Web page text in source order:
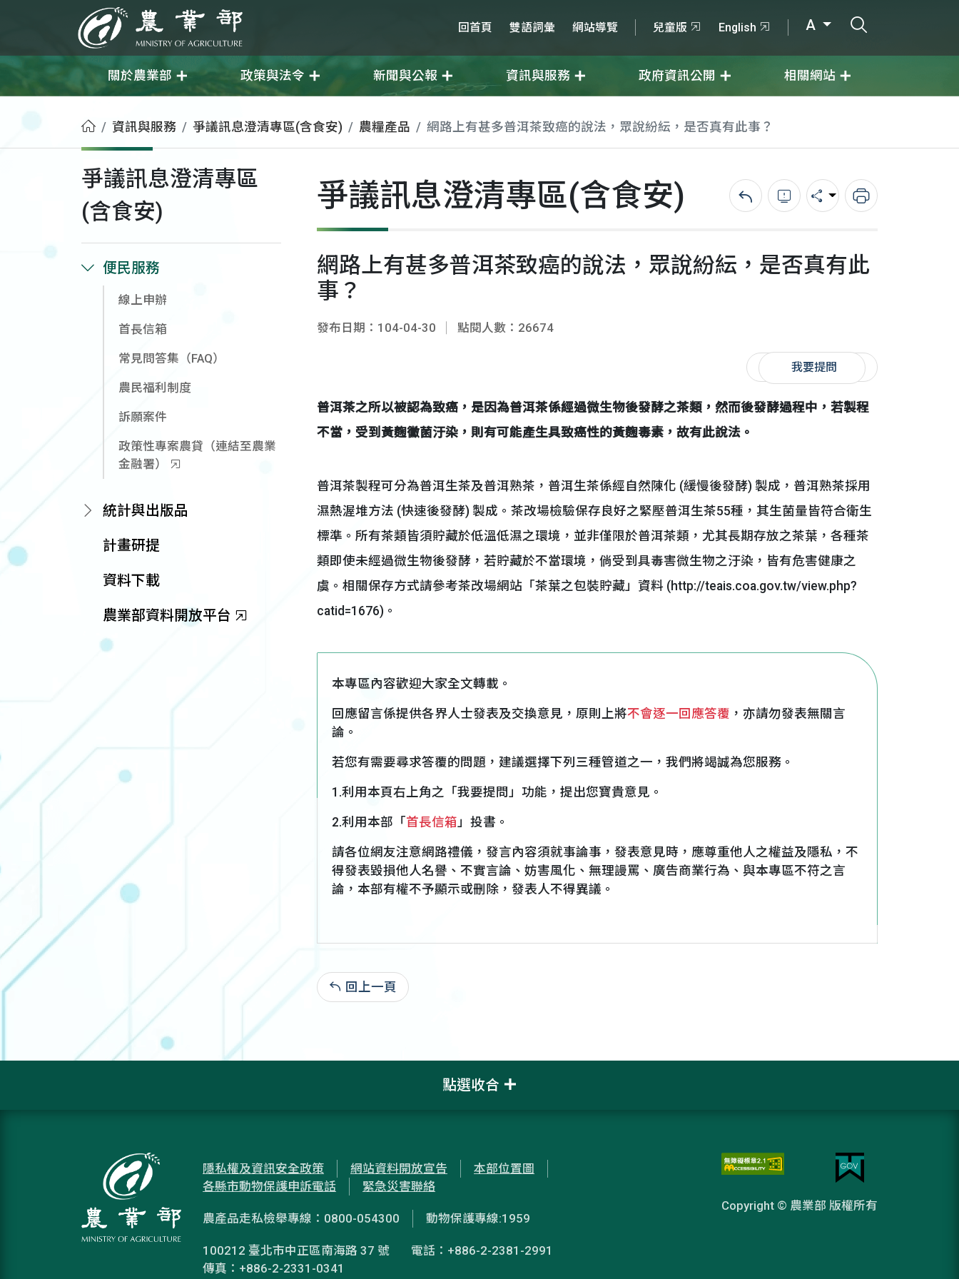
農業部 回首頁 雙語詞彙 網站導覽 兒童版 English A
關於農業部 政策與法令 新聞與公報 資訊與服務 政府資訊公開 相關網站
首頁資訊與服務 爭議訊息澄清專區(含食安) 農糧產品 網路上有甚多普洱茶致癌的說法，眾說紛紜，是否真有此事？
爭議訊息澄清專區
(含食安)
便民服務
線上申辦
首長信箱
常見問答集（FAQ）
農民福利制度
訴願案件
政策性專案農貸（連結至農業
金融署）
統計與出版品
計畫研提
資料下載
農業部資料開放平台
爭議訊息澄清專區(含食安) 回上一頁錯誤回報分享 列印
網路上有甚多普洱茶致癌的說法，眾說紛紜，是否真有此
事？
發布日期：104-04-30 點閱人數：26674
我要提問
普洱茶之所以被認為致癌，是因為普洱茶係經過微生物後發酵之茶類，然而後發酵過程中，若製程
不當，受到黃麴黴菌汙染，則有可能產生具致癌性的黃麴毒素，故有此說法。
普洱茶製程可分為普洱生茶及普洱熟茶，普洱生茶係經自然陳化 (緩慢後發酵) 製成，普洱熟茶採用
濕熱渥堆方法 (快速後發酵) 製成。茶改場檢驗保存良好之緊壓普洱生茶55種，其生菌量皆符合衛生
標準。所有茶類皆須貯藏於低溫低濕之環境，並非僅限於普洱茶類，尤其長期存放之茶葉，各種茶
類即使未經過微生物後發酵，若貯藏於不當環境，倘受到具毒害微生物之汙染，皆有危害健康之
虞。相關保存方式請參考茶改場網站「茶葉之包裝貯藏」資料 (http://teais.coa.gov.tw/view.php?
catid=1676)。
本專區內容歡迎大家全文轉載。
回應留言係提供各界人士發表及交換意見，原則上將不會逐一回應答覆 ，亦請勿發表無關言
論。
若您有需要尋求答覆的問題，建議選擇下列三種管道之一，我們將竭誠為您服務。
1.利用本頁右上角之「我要提問」功能，提出您寶貴意見。
2.利用本部「 首長信箱」投書。
請各位網友注意網路禮儀，發言內容須就事論事，發表意見時，應尊重他人之權益及隱私，不
得發表毀損他人名譽、不實言論、妨害風化、無理謾罵、廣告商業行為、與本專區不符之言
論，本部有權不予顯示或刪除，發表人不得異議。
回上一頁
點選收合
隱私權及資訊安全政策 網站資料開放宣告
本部位置圖
各縣市動物保護申訴電話
緊急災害聯絡
農產品走私檢舉專線：0800-054300 動物保護專線:1959
100212 臺北市中正區南海路 37 號
電話：+886-2-2381-2991
傳真：+886-2-2331-0341
Copyright © 農業部 版權所有